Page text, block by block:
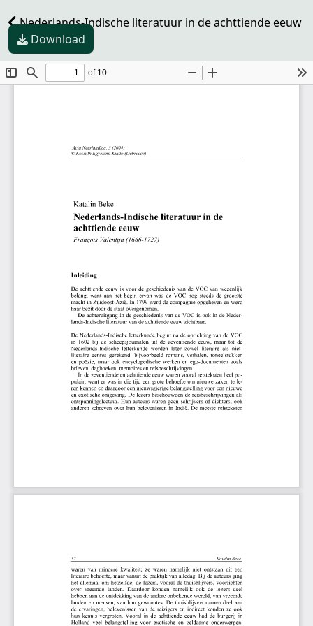
Nederlands-Indische literatuur in de achttiende eeuw
Download